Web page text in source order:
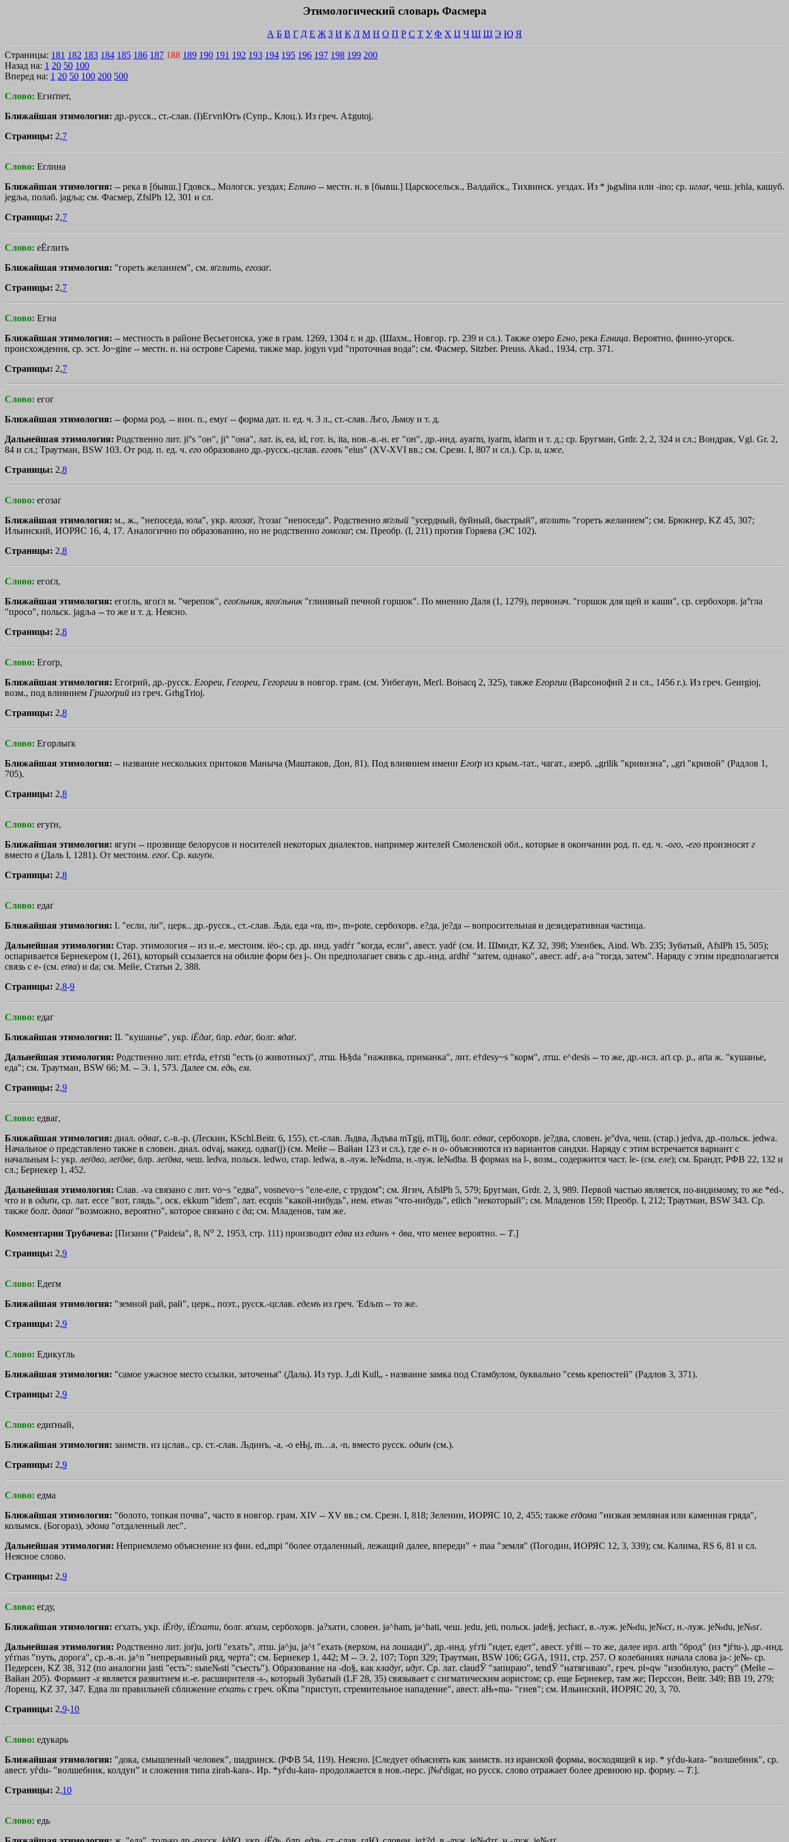
Этимологический словарь Фасмера
А Б В Г Д Е Ж З И К Л М Н О П Р С Т У Ф Х Ц Ч Ш Щ Э Ю Я
Страницы: 181 182 183 184 185 186 187 188 189 190 191 192 193 194 195 196 197 198 199 200
Назад на: 1 20 50 100
Вперед на: 1 20 50 100 200 500
Слово: Егиґпет,
Ближайшая этимология: др.-русск., ст.-слав. (I)ЕгvпЮтъ (Супр., Клоц.). Из греч. A‡gutoj.
Страницы: 2,7
Слово: Еглина
Ближайшая этимология: -- река в [бывш.] Гдовск., Мологск. уездах; Еглино -- местн. н. в [бывш.] Царскосельск., Валдайск., Тихвинск. уездах. Из * jьgъlina или -ino; ср. иглаґ, чеш. jehla, кашуб.
jegљa, полаб. jagљa; см. Фасмер, ZfslPh 12, 301 и сл.
Страницы: 2,7
Слово: еЁглить
Ближайшая этимология: "гореть желанием", см. яґглить, егозаґ.
Страницы: 2,7
Слово: Егна
Ближайшая этимология: -- местность в районе Весьегонска, уже в грам. 1269, 1304 г. и др. (Шахм., Новгор. гр. 239 и сл.). Также озеро Егно, река Егница. Вероятно, финно-угорск.
происхождения, ср. эст. Jo~gine -- местн. н. на острове Сарема, также мар. jogyn vµd "проточная вода"; см. Фасмер, Sitzber. Preuss. Akad., 1934, cтp. 371.
Страницы: 2,7
Слово: егоґ
Ближайшая этимология: -- форма род. -- вин. п., емуґ -- форма дат. п. ед. ч. 3 л., ст.-слав. Љго, Љмоу и т. д.
Дальнейшая этимология: Родственно лит. ji°s "он", ji° "она", лат. is, ea, id, гот. is, ita, нов.-в.-н. ег "он", др.-инд. ayaґm, iyaґm, idaґm и т. д.; ср. Бругман, Grdr. 2, 2, 324 и сл.; Вондрак, Vgl. Gr. 2,
84 и сл.; Траутман, BSW 103. От род. п. ед. ч. его образовано др.-русск.-цслав. еговъ "eius" (XV-XVI вв.; см. Срезн. I, 807 и сл.). Ср. и, иже.
Страницы: 2,8
Слово: егозаґ
Ближайшая этимология: м., ж., "непоседа, юла", укр. ягозаґ, ?гозаґ "непоседа". Родственно яґглый "усердный, буйный, быстрый", яґглить "гореть желанием"; см. Брюкнер, KZ 45, 307;
Ильинский, ИОРЯС 16, 4, 17. Аналогично по образованию, но не родственно гомозаґ; см. Преобр. (I, 211) против Горяева (ЭС 102).
Страницы: 2,8
Слово: егоґл,
Ближайшая этимология: егоґль, ягоґл м. "черепок", егоґльник, ягоґльник"глиняный печной горшок". По мнению Даля (1, 1279), первонач. "горшок для щей и каши", ср. сербохорв. jа°гла
"просо", польск. jagљa -- то же и т. д. Неясно.
Страницы: 2,8
Слово: Егоґр,
Ближайшая этимология: Егоґрий, др.-русск. Егореи, Гегореи, Гегоргии в новгор. грам. (см. Унбегаун, Meґl. Boisacq 2, 325), также Егоргии (Варсонофий 2 и сл., 1456 г.). Из греч. Geиrgioj,
возм., под влиянием Григоґрий из греч. GrhgТrioj.
Страницы: 2,8
Слово: Егорлыґк
Ближайшая этимология: -- название нескольких притоков Маныча (Маштаков, Дон, 81). Под влиянием имени Егоґр из крым.-тат., чагат., азерб. „grilik "кривизна", „gri "кривой" (Радлов 1,
705).
Страницы: 2,8
Слово: егуґн,
Ближайшая этимология: ягуґн -- прозвище белорусов и носителей некоторых диалектов, например жителей Смоленской обл., которые в окончании род. п. ед. ч. -ого, -его произносят г
вместо в (Даль I, 1281). От местоим. егоґ. Ср. кагуґн.
Страницы: 2,8
Слово: едаґ
Ближайшая этимология: I. "если, ли", церк., др.-русск., ст.-слав. Љда, еда «ra, m», m»pote, сербохорв. е?да, jе?да -- вопросительная и дезидеративная частица.
Дальнейшая этимология: Стар. этимология -- из и.-е. местоим. iёo-; ср. др. инд. yadѓґ "когда, если", авест. yadѓ (см. И. Шмидт, KZ 32, 398; Уленбек, Aind. Wb. 235; Зубатый, AfslPh 15, 505);
оспаривается Бернекером (1, 261), который ссылается на обилие форм без j-. Он предполагает связь с др.-инд. aґdhѓ "затем, однако", авест. adѓ, a‹a "тогда, затем". Наряду с этим предполагается
связь с е- (см. еґва) и da; см. Мейе, Статьи 2, 388.
Страницы: 2,8-9
Слово: едаґ
Ближайшая этимология: II. "кушанье", укр. iЁдаґ, блр. едаґ, болг. ядаґ.
Дальнейшая этимология: Родственно лит. e†ґda, e†ґsti "есть (о животных)", лтш. Њ§da "наживка, приманка", лит. e†desy~s "корм", лтш. e^desis -- то же, др.-исл. aґt ср. р., aґta ж. "кушанье,
еда"; см. Траутман, BSW 66; М. -- Э. 1, 573. Далее см. едь, ем.
Страницы: 2,9
Слово: едваґ,
Ближайшая этимология: диал. одваґ, с.-в.-р. (Лескин, KSchl.Beitr. 6, 155), ст.-слав. Љдва, Љдъва mТgij, mТlij, болг. едваґ, сербохорв. jе?два, словен. je°dva, чеш. (стар.) jedva, др.-польск. jedwa.
Начальное о представлено также в словен. диал. odvaj, макед. oдвaґ(j) (см. Мейе -- Вайан 123 и сл.), где е- и о- объясняются из вариантов сандхи. Наряду с этим встречается вариант с
начальным l-: укр. леґдво, леґдве, блр. леґдва, чеш. ledva, польск. ledwo, стар. ledwa, в.-луж. le№dma, н.-луж. le№dba. В формах на l-, возм., содержится част. lе- (см. еле); см. Брандт, РФВ 22, 132 и
сл.; Бернекер 1, 452.
Дальнейшая этимология: Слав. -va связано с лит. vo~s "едва", vosnevo~s "еле-еле, с трудом"; см. Ягич, AfslPh 5, 579; Бругман, Grdr. 2, 3, 989. Первой частью является, по-видимому, то же *ed-,
что и в одиґн, ср. лат. ecce "вот, глядь.", оск. ekkum "idem", лат. ecquis "какой-нибудь", нем. etwas "что-нибудь", etlich "некоторый"; см. Младенов 159; Преобр. I, 212; Траутман, BSW 343. Ср.
также болг. даваґ"возможно, вероятно", которое связано с да; см. Младенов, там же.
Комментарии Трубачева: [Пизани ("Paideia", 8, No 2, 1953, стр. 111) производит едва из единъ + два, что менее вероятно. -- Т.]
Страницы: 2,9
Слово: Едеґм
Ближайшая этимология: "земной рай, рай", церк., поэт., русск.-цслав. едемъ из греч. 'Edљm -- то же.
Страницы: 2,9
Слово: Едикуґль
Ближайшая этимология: "самое ужасное место ссылки, заточенья" (Даль). Из тур. J„di Kull„ - название замка под Стамбулом, буквально "семь крепостей" (Радлов 3, 371).
Страницы: 2,9
Слово: едиґный,
Ближайшая этимология: заимств. из цслав., ср. ст.-слав. Љдинъ, -а, -о eЊj, m…a, ›n, вместо русск. одиґн (см.).
Страницы: 2,9
Слово: едма
Ближайшая этимология: "болото, топкая почва", часто в новгор. грам. XIV -- XV вв.; см. Срезн. I, 818; Зеленин, ИОРЯС 10, 2, 455; также еґдома "низкая земляная или каменная гряда",
колымск. (Богораз), эдома "отдаленный лес".
Дальнейшая этимология: Неприемлемо объяснение из фин. ed„mpi "более отдаленный, лежащий далее, впереди" + maa "земля" (Погодин, ИОРЯС 12, 3, 339); см. Калима, RS 6, 81 и сл.
Неясное слово.
Страницы: 2,9
Слово: еґду,
Ближайшая этимология: еґхать, укр. iЁґду, iЁґхати, болг. яґхам, сербохорв. jа?хати, словен. ja^ham, ja^hati, чеш. jedu, jeti, польск. jade§, jechacґ, в.-луж. je№du, je№cґ, н.-луж. je№du, je№sґ.
Дальнейшая этимология: Родственно лит. joґju, joґti "ехать", лтш. ja^ju, ja^t "ехать (верхом, на лошади)", др.-инд. yѓґti "идет, едет", авест. yѓiti -- тo же, далее ирл. aґth "брод" (из *jѓtu-), др.-инд.
yѓґnas "путь, дорога", ср.-в.-н. ja^n "непрерывный ряд, черта"; см. Бернекер 1, 442; М -- Э. 2, 107; Торп 329; Траутман, BSW 106; GGA, 1911, стр. 257. О колебаниях начала слова ja-: je№- ср.
Педерсен, KZ 38, 312 (по аналогии jasti "есть": sъne№sti "съесть"). Образование на -do§, как кладуґ, идуґ. Ср. лат. claudЎ "запираю", tendЎ "натягиваю", греч. pl»qw "изобилую, расту" (Мейе --
Вайан 205). Формант -х является развитием и.-е. расширителя -s-, который Зубатый (LF 28, 35) связывает с сигматическим аористом; ср. еще Бернекер, там же; Перссон, Beitr. 349; ВВ 19, 279;
Лоренц, KZ 37, 347. Едва ли правильней сближение еґхать с греч. oЌma "приступ, стремительное нападение", авест. aЊ«ma- "гнев"; см. Ильинский, ИОРЯС 20, 3, 70.
Страницы: 2,9-10
Слово: едукарь
Ближайшая этимология: "дока, смышленый человек", шадринск. (РФВ 54, 119). Неясно. [Следует объяснять как заимств. из иранской формы, восходящей к ир. * yѓdu-kara- "волшебник", ср.
авест. yѓdu- "волшебник, колдун" и сложения типа zіrah-kara-. Ир. *yѓdu-kara- продолжается в нов.-перс. j№ѓdіgar, но русск. слово отражает более древнюю ир. форму. -- Т.].
Страницы: 2,10
Слово: едь